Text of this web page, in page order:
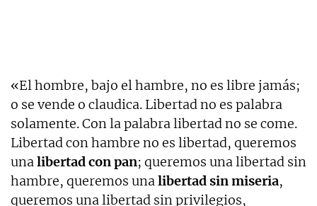
«El hombre, bajo el hambre, no es libre jamás;
o se vende o claudica. Libertad no es palabra
solamente. Con la palabra libertad no se come.
Libertad con hambre no es libertad, queremos
unalibertad con pan; queremos una libertad sin
hambre, queremos unalibertad sin miseria,
queremos una libertad sin privilegios,